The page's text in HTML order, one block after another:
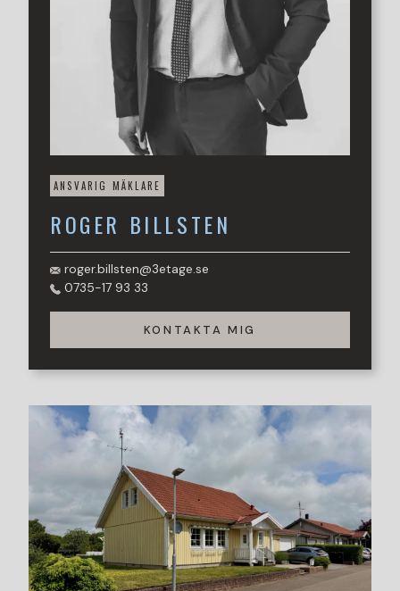
ANSVARIG MÄKLARE
ROGER BILLSTEN
roger.billsten@3etage.se
0735-17 93 33
KONTAKTA MIG